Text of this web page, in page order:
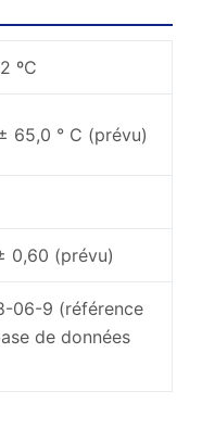
ºC
65,0 ° C (prévu)
0,60 (prévu)
06-9 (référence
de données